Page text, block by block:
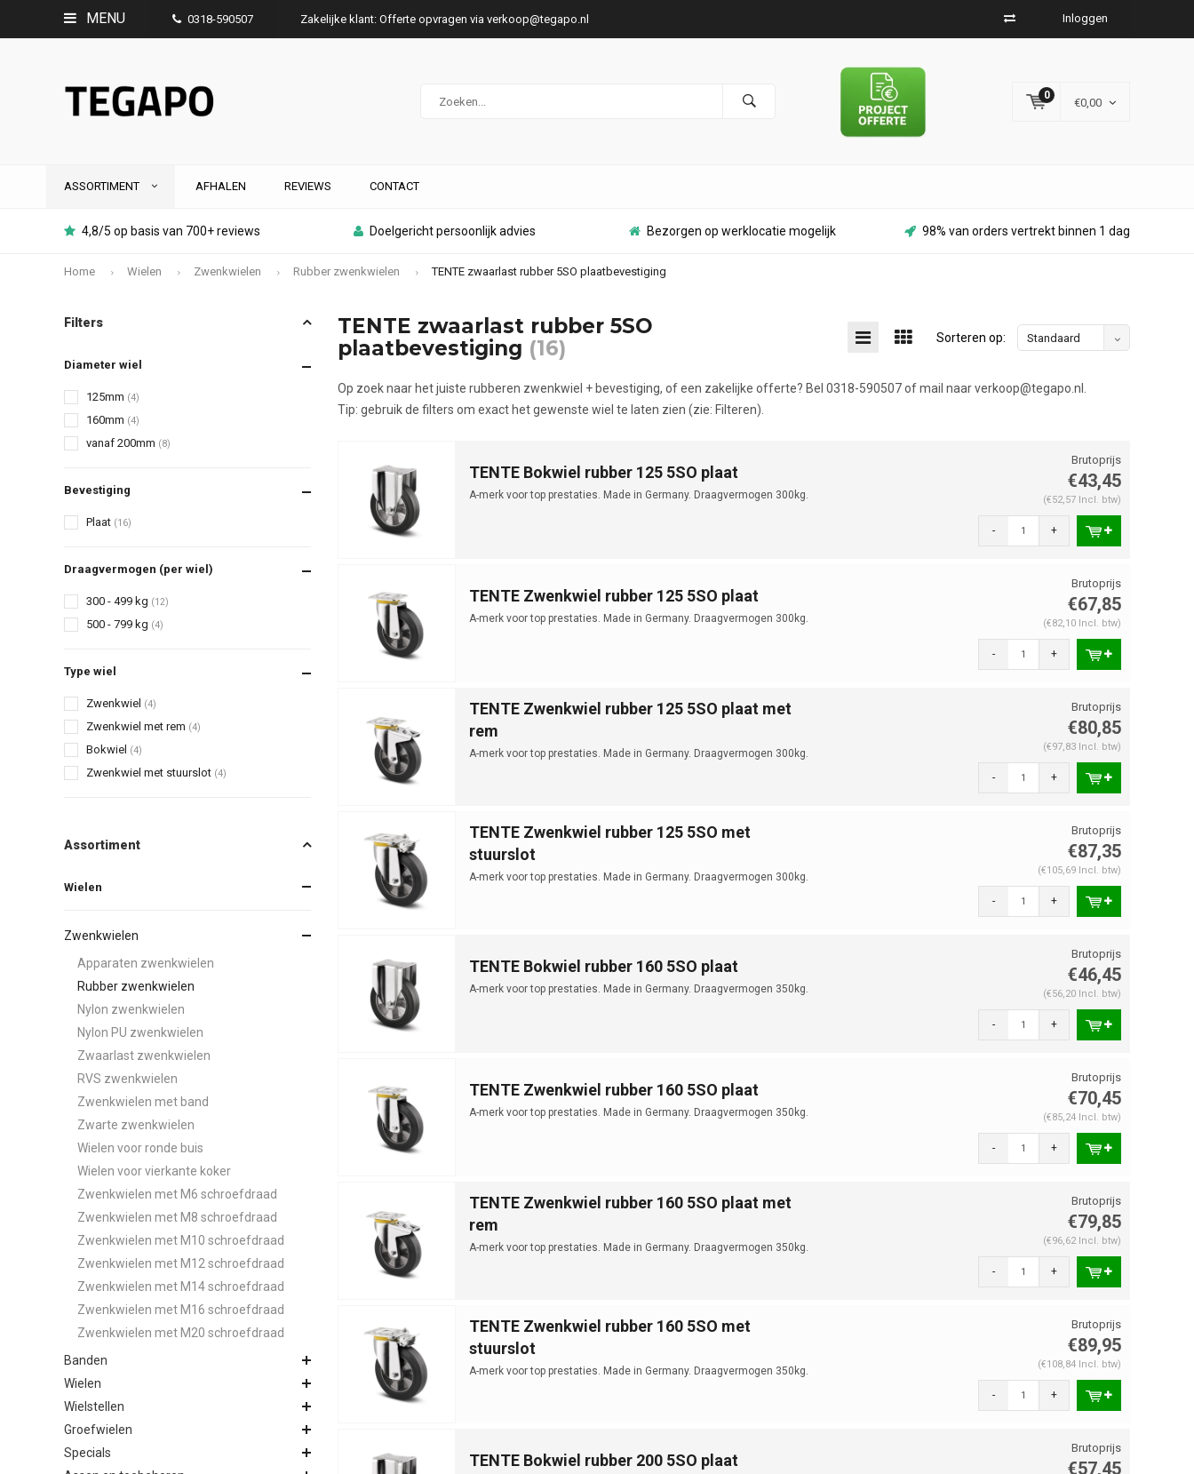
MENU 0318-590507 Zakelijke klant: Offerte opvragen via verkoop@tegapo.nl Inloggen
0
€0,00
ASSORTIMENT AFHALEN REVIEWS CONTACT
4,8/5 op basis van 700+ reviews Doelgericht persoonlijk advies Bezorgen op werklocatie mogelijk 98% van orders vertrekt binnen 1 dag
Home Wielen Zwenkwielen Rubber zwenkwielen TENTE zwaarlast rubber 5SO plaatbevestiging
Filters
Diameter wiel
125mm (4)
160mm (4)
vanaf 200mm (8)
Bevestiging
Plaat (16)
Draagvermogen (per wiel)
300 - 499 kg (12)
500 - 799 kg (4)
Type wiel
Zwenkwiel (4)
Zwenkwiel met rem (4)
Bokwiel (4)
Zwenkwiel met stuurslot (4)
Assortiment
Wielen
Zwenkwielen
Apparaten zwenkwielen
Rubber zwenkwielen
Nylon zwenkwielen
Nylon PU zwenkwielen
Zwaarlast zwenkwielen
RVS zwenkwielen
Zwenkwielen met band
Zwarte zwenkwielen
Wielen voor ronde buis
Wielen voor vierkante koker
Zwenkwielen met M6 schroefdraad
Zwenkwielen met M8 schroefdraad
Zwenkwielen met M10 schroefdraad
Zwenkwielen met M12 schroefdraad
Zwenkwielen met M14 schroefdraad
Zwenkwielen met M16 schroefdraad
Zwenkwielen met M20 schroefdraad
Banden
Wielen
Wielstellen
Groefwielen
Specials
TENTE zwaarlast rubber 5SO
plaatbevestiging (16) Sorteren op: Standaard
Op zoek naar het juiste rubberen zwenkwiel + bevestiging, of een zakelijke offerte? Bel 0318-590507 of mail naarverkoop@tegapo.nl
Tip: gebruik de filters om exact het gewenste wiel te laten zien (zie: Filteren).
TENTE Bokwiel rubber 125 5SO plaat
A-merk voor top prestaties. Made in Germany. Draagvermogen 300kg.
€43,45
(€52,57 Incl. btw)
- +
TENTE Zwenkwiel rubber 125 5SO plaat
A-merk voor top prestaties. Made in Germany. Draagvermogen 300kg.
€67,85
(€82,10 Incl. btw)
- +
TENTE Zwenkwiel rubber 125 5SO plaat met
rem
A-merk voor top prestaties. Made in Germany. Draagvermogen 300kg.
€80,85
(€97,83 Incl. btw)
- +
TENTE Zwenkwiel rubber 125 5SO met
stuurslot
A-merk voor top prestaties. Made in Germany. Draagvermogen 300kg.
€87,35
(€105,69 Incl. btw)
- +
TENTE Bokwiel rubber 160 5SO plaat
A-merk voor top prestaties. Made in Germany. Draagvermogen 350kg.
€46,45
(€56,20 Incl. btw)
- +
TENTE Zwenkwiel rubber 160 5SO plaat
A-merk voor top prestaties. Made in Germany. Draagvermogen 350kg.
€70,45
(€85,24 Incl. btw)
- +
TENTE Zwenkwiel rubber 160 5SO plaat met
rem
A-merk voor top prestaties. Made in Germany. Draagvermogen 350kg.
€79,85
(€96,62 Incl. btw)
- +
TENTE Zwenkwiel rubber 160 5SO met
stuurslot
A-merk voor top prestaties. Made in Germany. Draagvermogen 350kg.
€89,95
(€108,84 Incl. btw)
- +
TENTE Bokwiel rubber 200 5SO plaat €57,45